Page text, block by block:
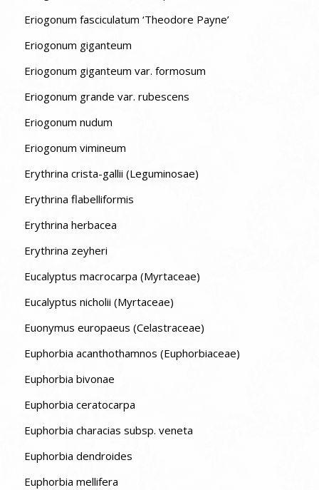
Eriogonum fasciculatum ‘Theodore Payne’
Eriogonum giganteum
Eriogonum giganteum var. formosum
Eriogonum grande var. rubescens
Eriogonum nudum
Eriogonum vimineum
Erythrina crista-gallii (Leguminosae)
Erythrina flabelliformis
Erythrina herbacea
Erythrina zeyheri
Eucalyptus macrocarpa (Myrtaceae)
Eucalyptus nicholii (Myrtaceae)
Euonymus europaeus (Celastraceae)
Euphorbia acanthothamnos (Euphorbiaceae)
Euphorbia bivonae
Euphorbia ceratocarpa
Euphorbia characias subsp. veneta
Euphorbia dendroides
Euphorbia mellifera